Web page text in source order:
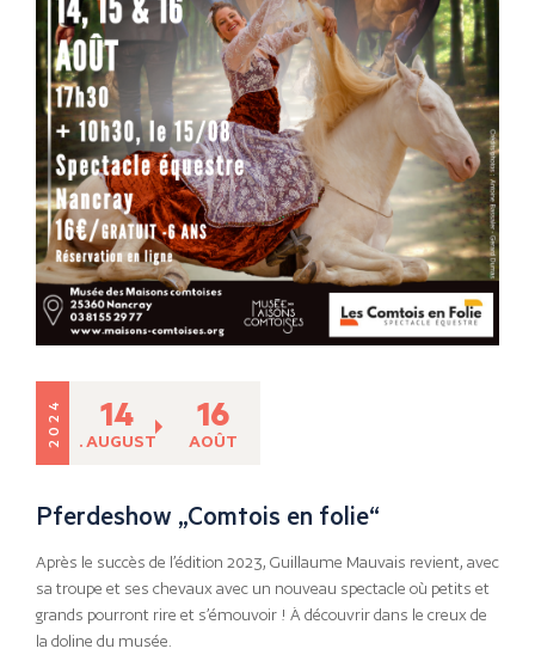
2024 14
. AUGUST
16
AOÛT
Pferdeshow „Comtois en folie“
Après le succès de l’édition 2023, Guillaume Mauvais revient, avec
sa troupe et ses chevaux avec un nouveau spectacle où petits et
grands pourront rire et s’émouvoir ! À découvrir dans le creux de
la doline du musée.